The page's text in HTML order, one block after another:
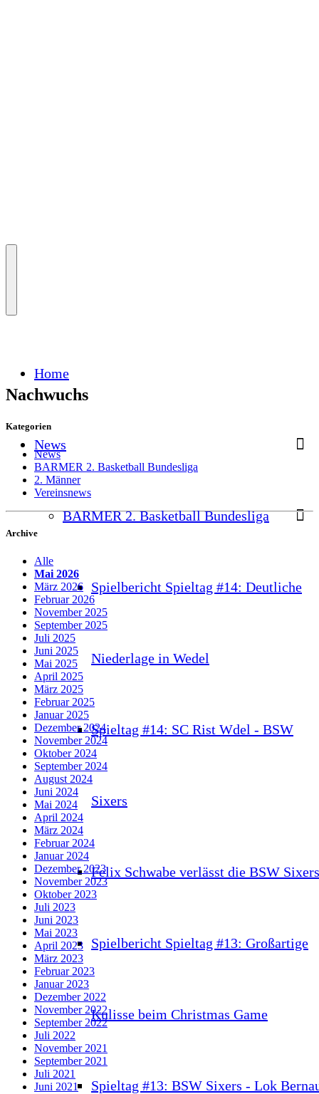
Home
News
BARMER 2. Basketball Bundesliga
Spielbericht Spieltag #14: Deutliche
Niederlage in Wedel
Spieltag #14: SC Rist Wdel - BSW
Sixers
Felix Schwabe verlässt die BSW Sixers
Spielbericht Spieltag #13: Großartige
Kulisse beim Christmas Game
Spieltag #13: BSW Sixers - Lok
Nachwuchs
Kategorien
News
BARMER 2. Basketball Bundesliga
2. Männer
Vereinsnews
Archive
Alle
Mai 2026
März 2026
Februar 2026
November 2025
September 2025
Juli 2025
Juni 2025
Mai 2025
April 2025
März 2025
Februar 2025
Januar 2025
Dezember 2024
November 2024
Oktober 2024
September 2024
August 2024
Juni 2024
Mai 2024
April 2024
März 2024
Februar 2024
Januar 2024
Dezember 2023
November 2023
Oktober 2023
Juli 2023
Juni 2023
Mai 2023
April 2023
März 2023
Februar 2023
Januar 2023
Dezember 2022
November 2022
September 2022
Juli 2022
November 2021
September 2021
Juli 2021
Juni 2021